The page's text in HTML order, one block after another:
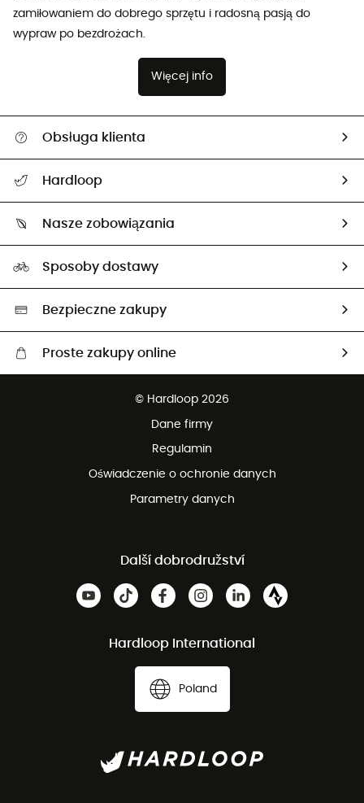
zamiłowaniem do dobrego sprzętu i radosną pasją do
wypraw po bezdrożach.
Więcej info
Obsługa klienta
Śledzenie przesyłki
Zwrot artykułów i zwrot środków
Hardloop
Nasze zobowiązania
Neutralność węglowa
Wybrane produkty eko
Sposoby dostawy
Bezpieczne zakupy
Proste zakupy online
© Hardloop 2026
Dane firmy
Regulamin
Oświadczenie o ochronie danych
Parametry danych
Další dobrodružství
Hardloop International
Poland